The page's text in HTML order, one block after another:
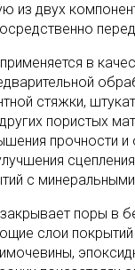
из двух
применяется в
стяжки,
пористых
прочности и
с
закрывает поры в
слои